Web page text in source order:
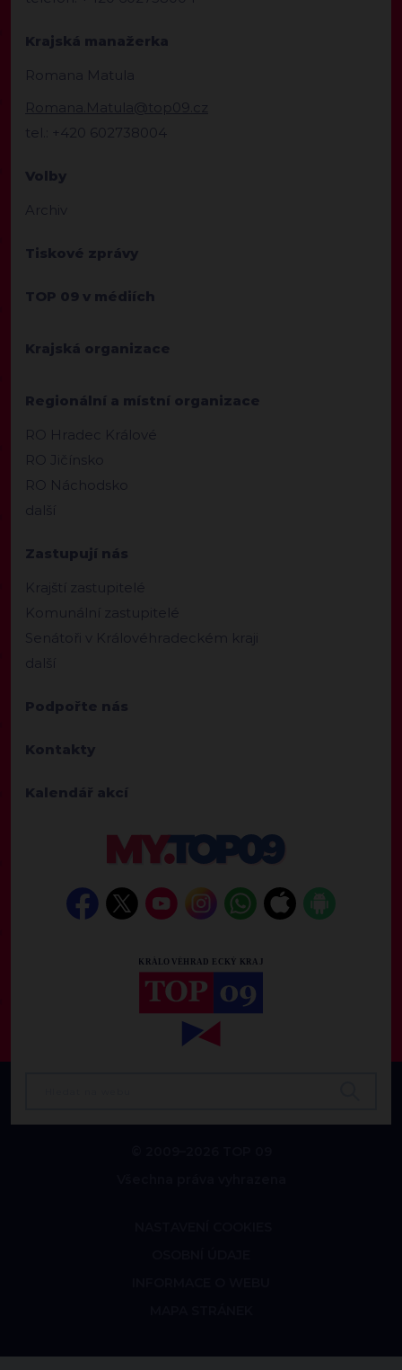
Krajská manažerka
Romana Matula
Romana.Matula@top09.cz
tel.: +420 602738004
Volby
Archiv
Tiskové zprávy
TOP 09 v médiích
Krajská organizace
Regionální a místní organizace
RO Hradec Králové
RO Jičínsko
RO Náchodsko
další
Zastupují nás
Krajští zastupitelé
Komunální zastupitelé
Senátoři v Královéhradeckém kraji
další
Podpořte nás
Kontakty
Kalendář akcí